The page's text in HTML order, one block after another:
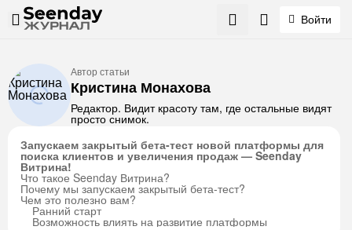
Войти
Автор статьи
Кристина Монахова
Редактор. Видит красоту там, где остальные видят
просто снимок.
Запускаем закрытый бета-тест новой платформы для
поиска клиентов и увеличения продаж — Seenday
Витрина!
Что такое Seenday Витрина?
Почему мы запускаем закрытый бета-тест?
Чем это полезно вам?
Ранний старт
Возможность влиять на развитие платформы